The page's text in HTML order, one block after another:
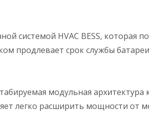
системой HVAC BESS, которая
продлевает срок службы
модульная архитектура
легко расширить мощности от